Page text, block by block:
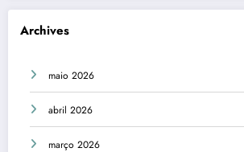
Archives
maio 2026
abril 2026
março 2026